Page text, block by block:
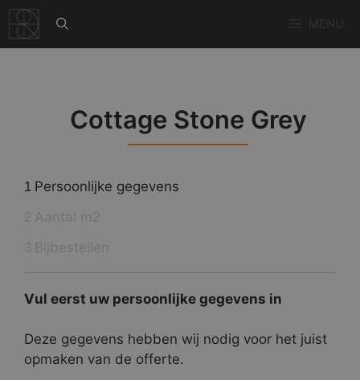
naar
de
Cottage Stone Grey
1 Persoonlijke gegevens
Vul eerst uw persoonlijke gegevens in
Deze gegevens hebben wij nodig voor het juist
opmaken van de offerte.